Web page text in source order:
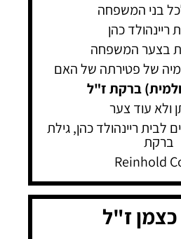
בני המשפחה
ריינהולד כהן
בצער המשפחה
של פטירתה של האם
ברקת ז"ל
ולא עוד צער
לבית ריינהולד כהן, גילת
ברקת
Reinhold
ז"ל